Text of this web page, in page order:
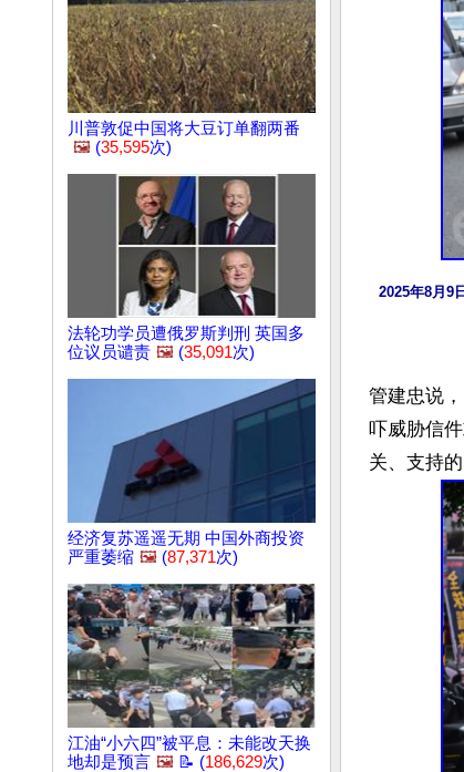
川普敦促中国将大豆订单翻两番
🖼️ (35,595次)
法轮功学员遭俄罗斯判刑 英国多
位议员谴责 🖼️ (35,091次)
经济复苏遥遥无期 中国外商投资
严重萎缩 🖼️ (87,371次)
江油“小六四”被平息：未能改天换
地却是预言 🖼️ 📝 (186,629次)
2025年8月9
管建忠说
吓威胁信